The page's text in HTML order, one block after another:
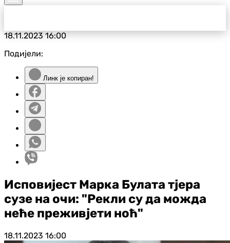
18.11.202316:00
Подијели:
Линк је копиран!
Исповијест Марка Булата тјера
сузе на очи: "Рекли су да можда
неће преживјети ноћ"
18.11.2023 16:00